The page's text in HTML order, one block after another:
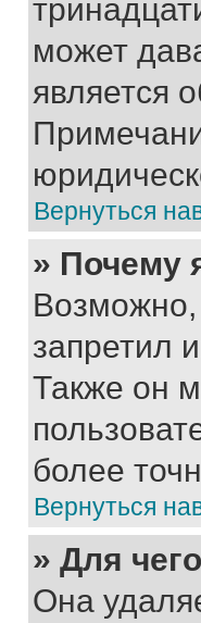
может
является
Вернуться
» Почему
Возможно,
запретил
Также он
более
Вернуться
» Для
Она